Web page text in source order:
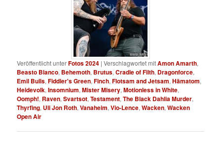
Veröffentlicht unterFotos 2024 |Verschlagwortet mitAmon Amarth,
Beasto Blanco, Behemoth, Brutus,Cradle of Filth, Dragonforce,
Emil Bulls,Fiddler's Green,Finch,Flotsam and Jetsam,Hämatom,
Heidevolk,Insomnium,Mister Misery,Motionless in White,
Oomph!, Raven,Svartsot,Testament,The Black Dahlia Murder,
Thyrfing, Uli Jon Roth,Vanaheim,Vio-Lence,Wacken,Wacken
Open Air